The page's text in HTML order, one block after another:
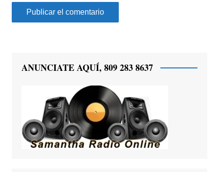
ANUNCIATE AQUÍ, 809 283 8637